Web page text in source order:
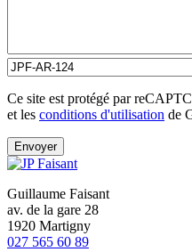
Ce site est protégé par
et les conditions d'utilisation de
Guillaume Faisant
av. de la gare 28
1920 Martigny
027 565 60 89